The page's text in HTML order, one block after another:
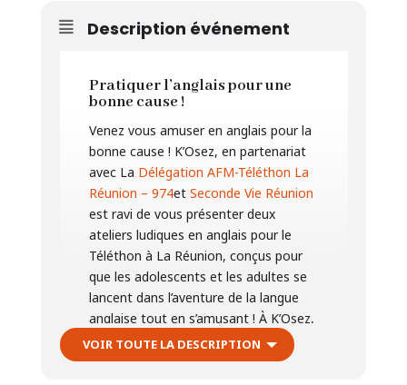
Description événement
Pratiquer l’anglais pour une
bonne cause !
Venez vous amuser en anglais pour la
bonne cause ! K’Osez, en partenariat
avec La Délégation AFM-Téléthon La
Réunion – 974et Seconde Vie Réunion
est ravi de vous présenter deux
ateliers ludiques en anglais pour le
Téléthon à La Réunion, conçus pour
que les adolescents et les adultes se
lancent dans l’aventure de la langue
anglaise tout en s’amusant ! À K’Osez,
nous souhaitons accompagner chacun
à OSER parler les langues.
VOIR TOUTE LA DESCRIPTION